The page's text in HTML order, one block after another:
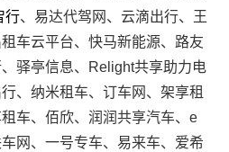
行、易达代驾网、云滴出行、王
车云平台、快马新能源、路友
驿亭信息、Relight共享助力电
、纳米租车、订车网、架享租
车、佰欣、润润共享汽车、e
网、一号专车、易来车、爱希